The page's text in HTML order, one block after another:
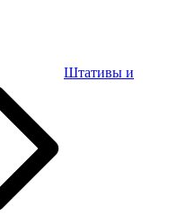
Штативы и